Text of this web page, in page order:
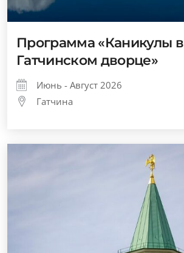
Программа «Каникулы в
Гатчинском дворце»
Июнь - Август 2026
Гатчина